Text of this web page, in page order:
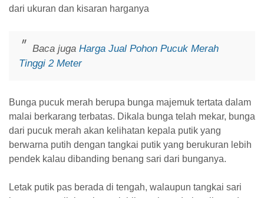
dari ukuran dan kisaran harganya
Baca juga Harga Jual Pohon Pucuk Merah
Tinggi 2 Meter
Bunga pucuk merah berupa bunga majemuk tertata dalam
malai berkarang terbatas. Dikala bunga telah mekar, bunga
dari pucuk merah akan kelihatan kepala putik yang
berwarna putih dengan tangkai putik yang berukuran lebih
pendek kalau dibanding benang sari dari bunganya.
Letak putik pas berada di tengah, walaupun tangkai sari